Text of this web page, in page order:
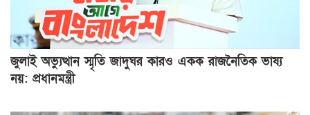
জুলাই অভ্যুত্থান স্মৃতি জাদুঘর কারও একক রাজনৈতিক ভাষ্য
নয়: প্রধানমন্ত্রী